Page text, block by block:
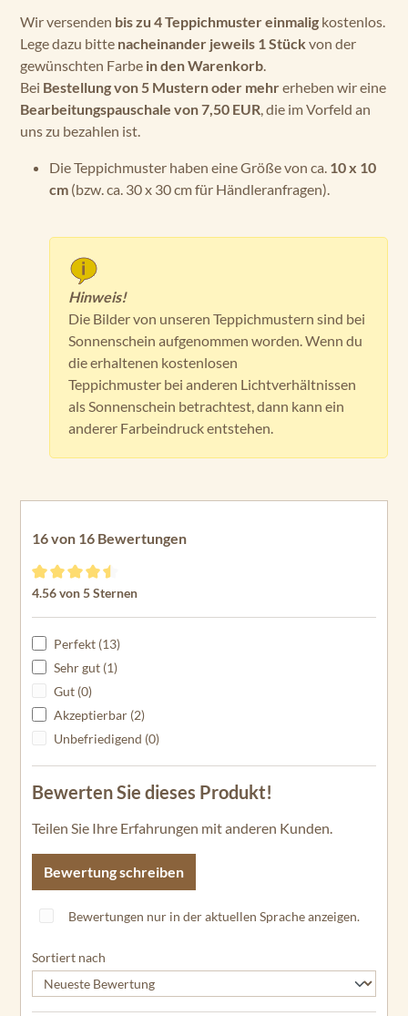
Wir versenden bis zu 4 Teppichmuster einmalig kostenlos.
Lege dazu bitte nacheinander jeweils 1 Stückvon der
gewünschten Farbe in den Warenkorb.
Bei Bestellung von 5 Mustern oder mehrerheben wir eine
Bearbeitungspauschale von 7,50 EUR, die im Vorfeld an
uns zu bezahlen ist.
Die Teppichmuster haben eine Größe von ca. 10 x 10
cm (bzw. ca. 30 x 30 cm für Händleranfragen).
Hinweis!
Die Bilder von unseren Teppichmustern sind bei
Sonnenschein aufgenommen worden. Wenn du
die erhaltenen kostenlosen
Teppichmuster bei anderen Lichtverhältnissen
als Sonnenschein betrachtest, dann kann ein
anderer Farbeindruck entstehen.
16 von 16 Bewertungen
Durchschnittliche Bewertung von 4.56 von 5 Sternen
4.56 von 5 Sternen
Perfekt (13)
Sehr gut (1)
Gut (0)
Akzeptierbar (2)
Unbefriedigend (0)
Bewerten Sie dieses Produkt!
Teilen Sie Ihre Erfahrungen mit anderen Kunden.
Bewertung schreiben
Bewertungen nur in der aktuellen Sprache anzeigen.
Sortiert nach